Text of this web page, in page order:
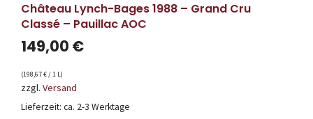
Château Lynch-Bages 1988 – Grand Cru
Classé – Pauillac AOC
149,00 €
(198,67€ / 1 L)
zzgl. Versand
Lieferzeit: ca. 2-3 Werktage